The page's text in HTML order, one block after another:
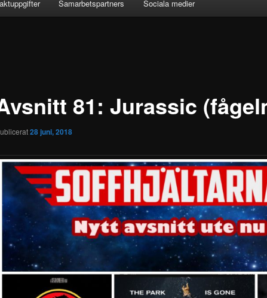
Samarbetspartners Sociala medier
81: Jurassic
28 juni, 2018